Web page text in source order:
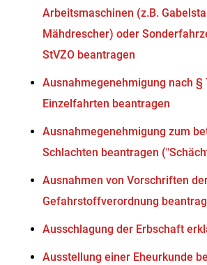
Arbeitsmaschinen (z.B.
Mähdrescher) oder
StVZO beantragen
Ausnahmegenehmigung nach §
Einzelfahrten beantragen
Ausnahmegenehmigung zum
Schlachten beantragen
Ausnahmen von Vorschriften
Gefahrstoffverordnung
Ausschlagung der Erbschaft
Ausstellung einer Eheurkunde